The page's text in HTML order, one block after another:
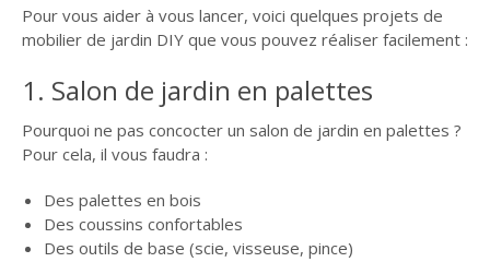
Pour vous aider à vous lancer, voici quelques projets de
mobilier de jardin DIY que vous pouvez réaliser facilement :
1. Salon de jardin en palettes
Pourquoi ne pas concocter un salon de jardin en palettes ?
Pour cela, il vous faudra :
Des palettes en bois
Des coussins confortables
Des outils de base (scie, visseuse, pince)